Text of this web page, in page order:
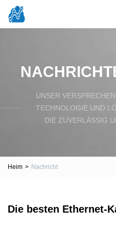
UNSER
TECHNOLOGIE UND
DIE ZUVERLÄSSIG
Heim > Nachricht
Die besten Ethernet-